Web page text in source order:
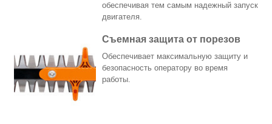
обеспечивая тем самым надежный запуск
двигателя.
Съемная защита от порезов
Обеспечивает максимальную защиту и
безопасность оператору во время
работы.